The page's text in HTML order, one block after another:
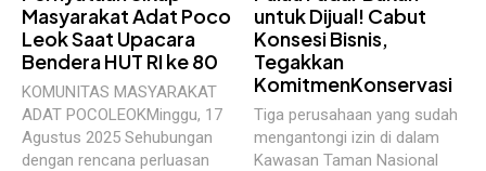
Masyarakat Adat Poco
Leok Saat Upacara
Bendera HUT RI ke 80
KOMUNITAS MASYARAKAT
ADAT POCOLEOKMinggu, 17
Agustus 2025 Sehubungan
dengan rencana perluasan
untuk Dijual! Cabut
Konsesi Bisnis,
Tegakkan
KomitmenKonservasi
Tiga perusahaan yang sudah
mengantongi izin di dalam
Kawasan Taman Nasional